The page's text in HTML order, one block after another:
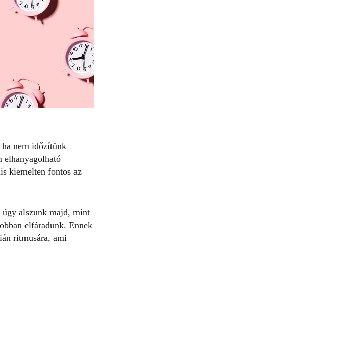
ha nem időzítünk
elhanyagolható
kiemelten fontos az
úgy alszunk majd, mint
elfáradunk. Ennek
ritmusára, ami